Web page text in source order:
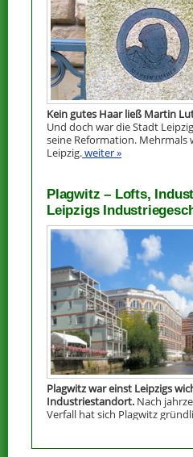
Kein gutes Haar ließ Martin
Und doch war die Stadt
seine Reformation. Mehrmals
Leipzig.weiter »
Plagwitz – Lofts,
Leipzigs
Plagwitz war einst Leipzigs
Industriestandort. Nach
Verfall hat sich Plagwitz